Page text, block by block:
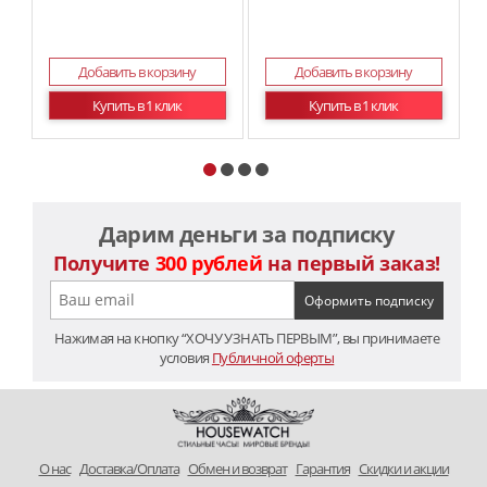
Добавить в корзину
Купить в 1 клик
Добавить в корзину
Купить в 1 клик
Дарим деньги за подписку
Получите 300 рублей на первый заказ!
Нажимая на кнопку “ХОЧУ УЗНАТЬ ПЕРВЫМ”, вы принимаете
условия Публичной оферты
O нас Доставка/Оплата Обмен и возврат Гарантия Скидки и акции